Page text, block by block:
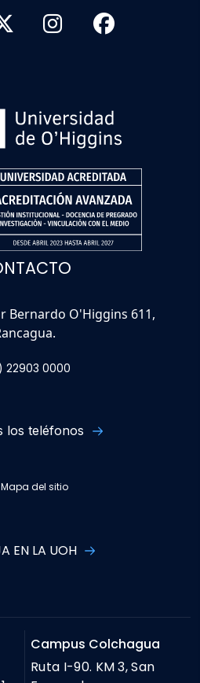
Bernardo O'Higgins 611,
22903 0000
los teléfonos
Mapa del sitio
EN LA UOH
Campus Colchagua
Ruta I-90. KM 3, San